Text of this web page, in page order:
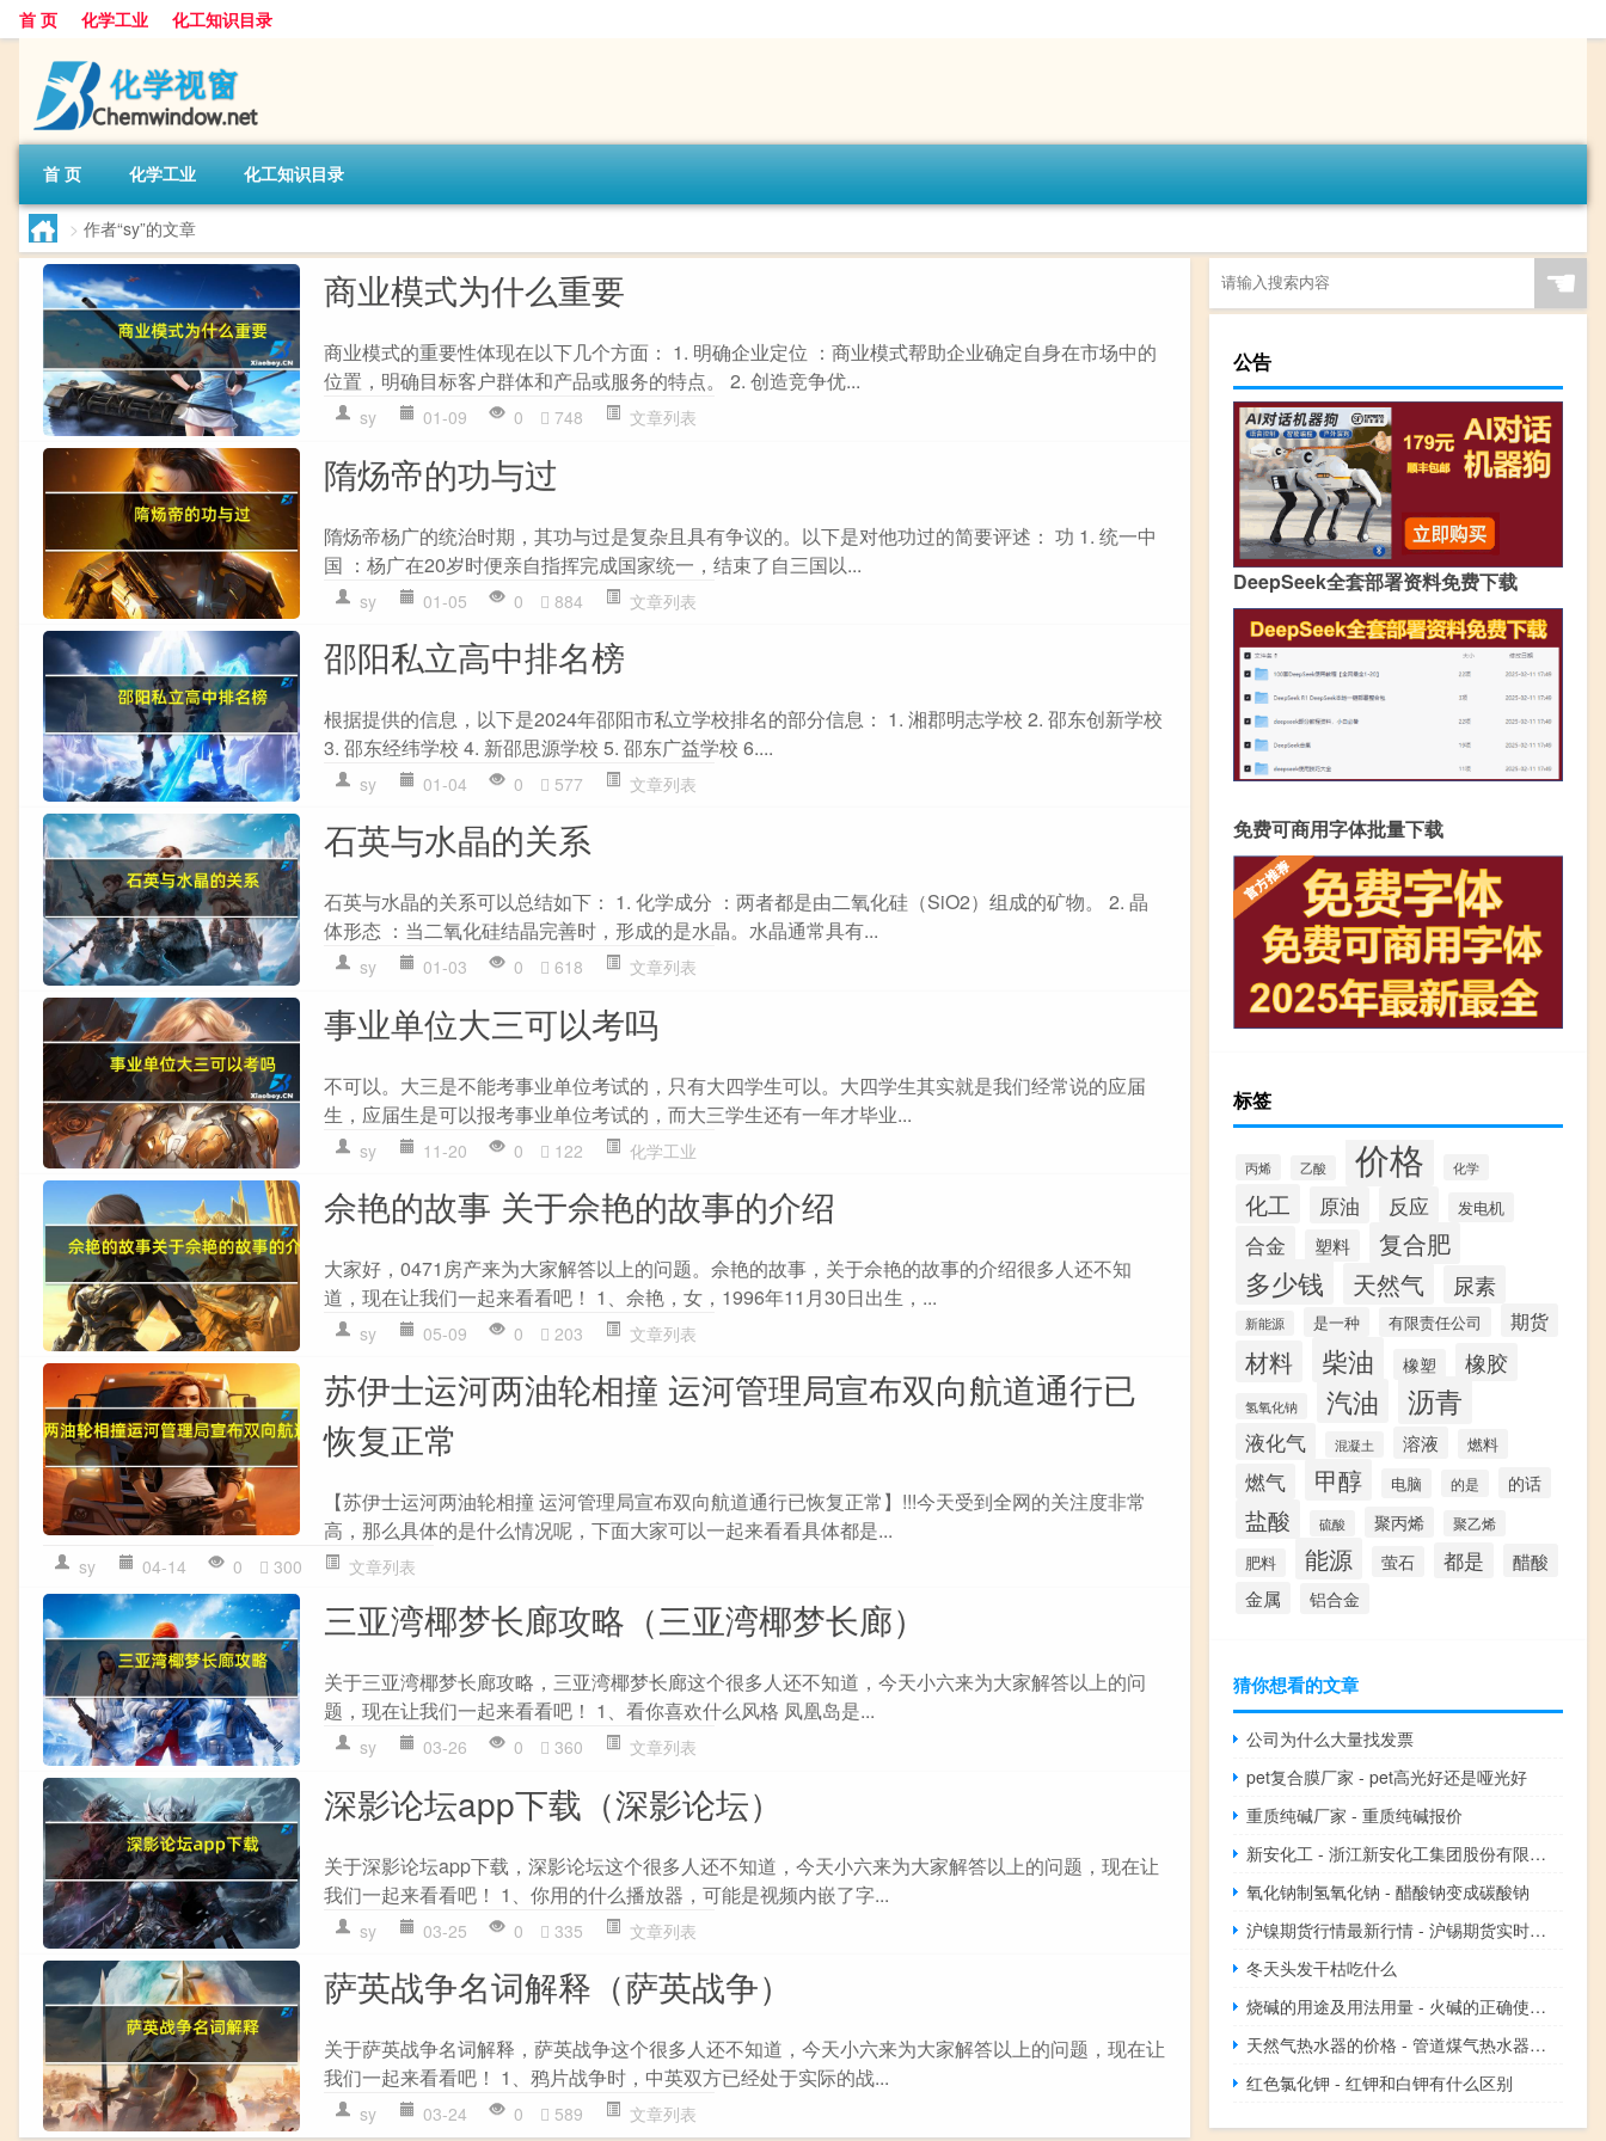
首 页 化学工业 化工知识目录
首 页 化学工业 化工知识目录
> 作者“sy”的文章
商业模式为什么重要
商业模式的重要性体现在以下几个方面： 1. 明确企业定位 ：商业模式帮助企业确定自身在市场中的
位置，明确目标客户群体和产品或服务的特点。 2. 创造竞争优...
sy 01-09 0 748 文章列表
隋炀帝的功与过
隋炀帝杨广的统治时期，其功与过是复杂且具有争议的。以下是对他功过的简要评述： 功 1. 统一中
国 ：杨广在20岁时便亲自指挥完成国家统一，结束了自三国以...
sy 01-05 0 884 文章列表
邵阳私立高中排名榜
根据提供的信息，以下是2024年邵阳市私立学校排名的部分信息： 1. 湘郡明志学校 2. 邵东创新学校
3. 邵东经纬学校 4. 新邵思源学校 5. 邵东广益学校 6....
sy 01-04 0 577 文章列表
石英与水晶的关系
石英与水晶的关系可以总结如下： 1. 化学成分 ：两者都是由二氧化硅（SiO2）组成的矿物。 2. 晶
体形态 ：当二氧化硅结晶完善时，形成的是水晶。水晶通常具有...
sy 01-03 0 618 文章列表
事业单位大三可以考吗
不可以。大三是不能考事业单位考试的，只有大四学生可以。大四学生其实就是我们经常说的应届
生，应届生是可以报考事业单位考试的，而大三学生还有一年才毕业...
sy 11-20 0 122 化学工业
佘艳的故事 关于佘艳的故事的介绍
大家好，0471房产来为大家解答以上的问题。佘艳的故事，关于佘艳的故事的介绍很多人还不知
道，现在让我们一起来看看吧！ 1、佘艳，女，1996年11月30日出生，...
sy 05-09 0 203 文章列表
苏伊士运河两油轮相撞 运河管理局宣布双向航道通行已
恢复正常
【苏伊士运河两油轮相撞 运河管理局宣布双向航道通行已恢复正常】!!!今天受到全网的关注度非常
高，那么具体的是什么情况呢，下面大家可以一起来看看具体都是...
sy 04-14 0 300 文章列表
三亚湾椰梦长廊攻略（三亚湾椰梦长廊）
关于三亚湾椰梦长廊攻略，三亚湾椰梦长廊这个很多人还不知道，今天小六来为大家解答以上的问
题，现在让我们一起来看看吧！ 1、看你喜欢什么风格 凤凰岛是...
sy 03-26 0 360 文章列表
深影论坛app下载（深影论坛）
关于深影论坛app下载，深影论坛这个很多人还不知道，今天小六来为大家解答以上的问题，现在让
我们一起来看看吧！ 1、你用的什么播放器，可能是视频内嵌了字...
sy 03-25 0 335 文章列表
萨英战争名词解释（萨英战争）
关于萨英战争名词解释，萨英战争这个很多人还不知道，今天小六来为大家解答以上的问题，现在让
我们一起来看看吧！ 1、鸦片战争时，中英双方已经处于实际的战...
sy 03-24 0 589 文章列表
☚
公告
DeepSeek全套部署资料免费下载
免费可商用字体批量下载
标签
丙烯 乙酸 价格 化学
化工 原油 反应 发电机
合金 塑料 复合肥
多少钱 天然气 尿素
新能源 是一种 有限责任公司 期货
材料 柴油 橡塑 橡胶
氢氧化钠 汽油 沥青
液化气 混凝土 溶液 燃料
燃气 甲醇 电脑 的是 的话
盐酸 硫酸 聚丙烯 聚乙烯
肥料 能源 萤石 都是 醋酸
金属 铝合金
猜你想看的文章
公司为什么大量找发票
pet复合膜厂家 - pet高光好还是哑光好
重质纯碱厂家 - 重质纯碱报价
新安化工 - 浙江新安化工集团股份有限公司待遇
氧化钠制氢氧化钠 - 醋酸钠变成碳酸钠
沪镍期货行情最新行情 - 沪锡期货实时行情最新行情
冬天头发干枯吃什么
烧碱的用途及用法用量 - 火碱的正确使用方法
天然气热水器的价格 - 管道煤气热水器价格
红色氯化钾 - 红钾和白钾有什么区别